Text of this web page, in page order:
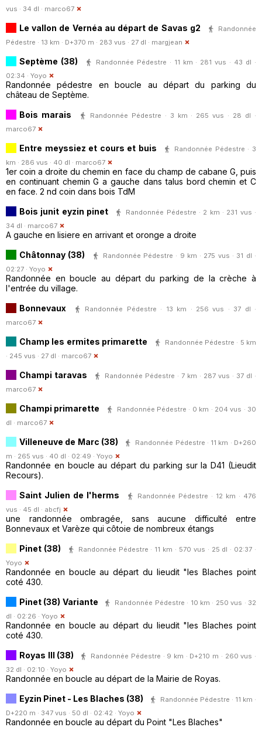
vus · 34 dl · marco67
Le vallon de Vernéa au départ de Savas g2
Randonnée
Pédestre · 13 km · D+370 m · 283 vus · 27 dl · margjean
Septème (38)
Randonnée Pédestre · 11 km · 281 vus · 43 dl ·
02:34 · Yoyo
Randonnée pédestre en boucle au départ du parking du
château de Septème.
Bois marais
Randonnée Pédestre · 3 km · 265 vus · 28 dl ·
marco67
Entre meyssiez et cours et buis
Randonnée Pédestre · 3
km · 286 vus · 40 dl · marco67
1er coin a droite du chemin en face du champ de cabane G, puis
en continuant chemin G a gauche dans talus bord chemin et C
en face. 2 nd coin dans bois TdM
Bois junit eyzin pinet
Randonnée Pédestre · 2 km · 231 vus ·
34 dl · marco67
A gauche en lisiere en arrivant et oronge a droite
Châtonnay (38)
Randonnée Pédestre · 9 km · 275 vus · 31 dl ·
02:27 · Yoyo
Randonnée en boucle au départ du parking de la crèche à
l'entrée du village.
Bonnevaux
Randonnée Pédestre · 13 km · 256 vus · 37 dl ·
marco67
Champ les ermites primarette
Randonnée Pédestre · 5 km
· 245 vus · 27 dl · marco67
Champi taravas
Randonnée Pédestre · 7 km · 287 vus · 37 dl ·
marco67
Champi primarette
Randonnée Pédestre · 0 km · 204 vus · 30
dl · marco67
Villeneuve de Marc (38)
Randonnée Pédestre · 11 km · D+260
m · 265 vus · 40 dl · 02:49 · Yoyo
Randonnée en boucle au départ du parking sur la D41 (Lieudit
Recours).
Saint Julien de l'herms
Randonnée Pédestre · 12 km · 476
vus · 45 dl · abcfj
une randonnée ombragée, sans aucune difficulté entre
Bonnevaux et Varèze qui côtoie de nombreux étangs
Pinet (38)
Randonnée Pédestre · 11 km · 570 vus · 25 dl · 02:37 ·
Yoyo
Randonnée en boucle au départ du lieudit "les Blaches point
coté 430.
Pinet (38) Variante
Randonnée Pédestre · 10 km · 250 vus · 32
dl · 02:26 · Yoyo
Randonnée en boucle au départ du lieudit "les Blaches point
coté 430.
Royas III (38)
Randonnée Pédestre · 9 km · D+210 m · 260 vus ·
32 dl · 02:10 · Yoyo
Randonnée en boucle au départ de la Mairie de Royas.
Eyzin Pinet - Les Blaches (38)
Randonnée Pédestre · 11 km ·
D+220 m · 347 vus · 50 dl · 02:42 · Yoyo
Randonnée en boucle au départ du Point "Les Blaches"